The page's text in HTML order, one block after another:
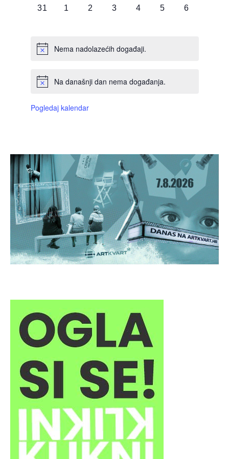
0
31
0
1
0
2
0
3
0
4
0
5
0
6
Nema nadolazećih događaji.
Na današnji dan nema događanja.
Pogledaj kalendar